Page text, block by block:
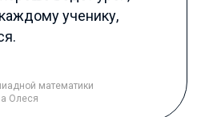
ученику,
математики
Олеся